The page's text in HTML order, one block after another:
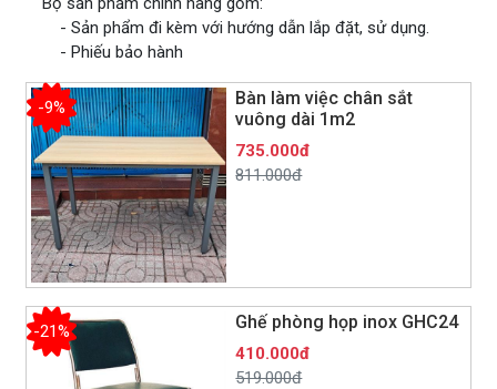
- Sản phẩm đi kèm với hướng dẫn lắp đặt, sử dụng.
- Phiếu bảo hành
Bàn làm việc chân sắt
vuông dài 1m2
-9%
735.000đ
811.000đ
Ghế phòng họp inox GHC24
-21%
410.000đ
519.000đ